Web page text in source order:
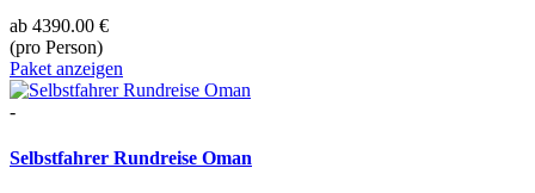
ab 4390.00 €
(pro Person)
Paket anzeigen
-
Selbstfahrer Rundreise Oman